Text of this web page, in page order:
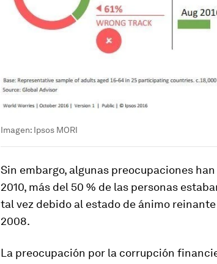
Imagen: Ipsos MORI
Sin embargo, algunas preocupaciones
2010, más del 50 % de las personas
tal vez debido al estado de ánimo
2008.
La preocupación por la corrupción